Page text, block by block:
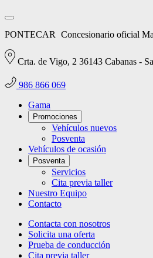
PONTECAR Concesionario oficial
Crta. de Vigo, 2 36143 Cabanas -
986 866 069
Gama
Promociones
Vehículos nuevos
Posventa
Vehículos de ocasión
Posventa
Servicios
Cita previa taller
Nuestro Equipo
Contacto
Contacta con nosotros
Solicita una oferta
Prueba de conducción
Cita previa taller